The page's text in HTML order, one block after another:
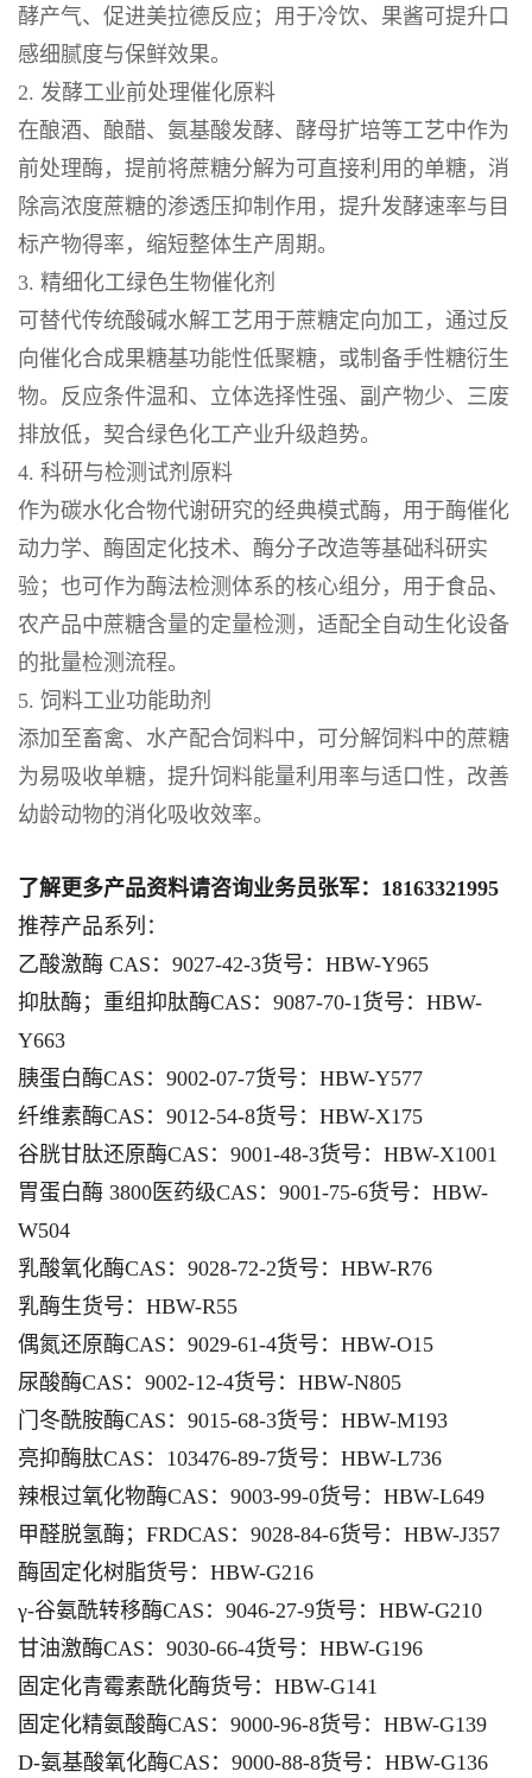
酵产气、促进美拉德反应；用于冷饮、果酱可提升口
感细腻度与保鲜效果。
2. 发酵工业前处理催化原料
在酿酒、酿醋、氨基酸发酵、酵母扩培等工艺中作为
前处理酶，提前将蔗糖分解为可直接利用的单糖，消
除高浓度蔗糖的渗透压抑制作用，提升发酵速率与目
标产物得率，缩短整体生产周期。
3. 精细化工绿色生物催化剂
可替代传统酸碱水解工艺用于蔗糖定向加工，通过反
向催化合成果糖基功能性低聚糖，或制备手性糖衍生
物。反应条件温和、立体选择性强、副产物少、三废
排放低，契合绿色化工产业升级趋势。
4. 科研与检测试剂原料
作为碳水化合物代谢研究的经典模式酶，用于酶催化
动力学、酶固定化技术、酶分子改造等基础科研实
验；也可作为酶法检测体系的核心组分，用于食品、
农产品中蔗糖含量的定量检测，适配全自动生化设备
的批量检测流程。
5. 饲料工业功能助剂
添加至畜禽、水产配合饲料中，可分解饲料中的蔗糖
为易吸收单糖，提升饲料能量利用率与适口性，改善
幼龄动物的消化吸收效率。
了解更多产品资料请咨询业务员张军：18163321995
推荐产品系列：
乙酸激酶 CAS：9027-42-3货号：HBW-Y965
抑肽酶；重组抑肽酶CAS：9087-70-1货号：HBW-
Y663
胰蛋白酶CAS：9002-07-7货号：HBW-Y577
纤维素酶CAS：9012-54-8货号：HBW-X175
谷胱甘肽还原酶CAS：9001-48-3货号：HBW-X1001
胃蛋白酶 3800医药级CAS：9001-75-6货号：HBW-
W504
乳酸氧化酶CAS：9028-72-2货号：HBW-R76
乳酶生货号：HBW-R55
偶氮还原酶CAS：9029-61-4货号：HBW-O15
尿酸酶CAS：9002-12-4货号：HBW-N805
门冬酰胺酶CAS：9015-68-3货号：HBW-M193
亮抑酶肽CAS：103476-89-7货号：HBW-L736
辣根过氧化物酶CAS：9003-99-0货号：HBW-L649
甲醛脱氢酶；FRDCAS：9028-84-6货号：HBW-J357
酶固定化树脂货号：HBW-G216
γ-谷氨酰转移酶CAS：9046-27-9货号：HBW-G210
甘油激酶CAS：9030-66-4货号：HBW-G196
固定化青霉素酰化酶货号：HBW-G141
固定化精氨酸酶CAS：9000-96-8货号：HBW-G139
D-氨基酸氧化酶CAS：9000-88-8货号：HBW-G136